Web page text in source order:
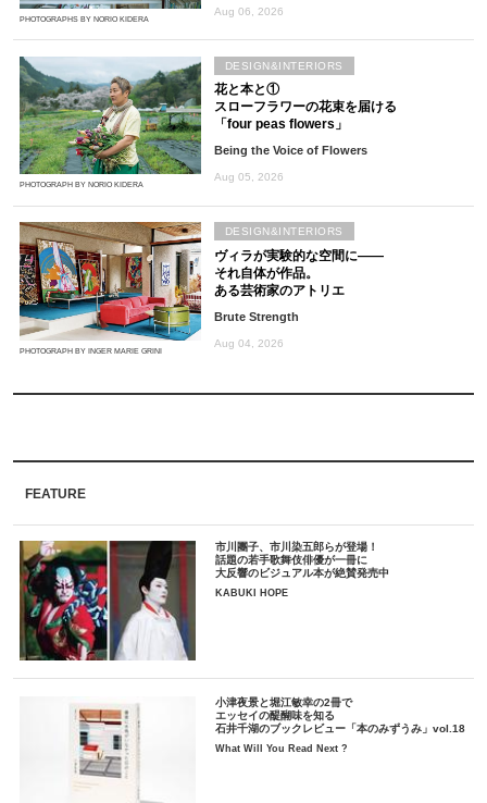
PHOTOGRAPHS BY NORIO KIDERA
Aug 06, 2026
PHOTOGRAPH BY NORIO KIDERA
花と本と①
スローフラワーの花束を届ける
「four peas flowers」
Being the Voice of Flowers
Aug 05, 2026
DESIGN&INTERIORS
PHOTOGRAPH BY INGER MARIE GRINI
ヴィラが実験的な空間に――
それ自体が作品。
ある芸術家のアトリエ
Brute Strength
Aug 04, 2026
DESIGN&INTERIORS
FEATURE
市川團子、市川染五郎らが登場！
話題の若手歌舞伎俳優が一冊に
大反響のビジュアル本が絶賛発売中
KABUKI HOPE
小津夜景と堀江敏幸の2冊で
エッセイの醍醐味を知る
石井千湖のブックレビュー「本のみずうみ」vol.18
What Will You Read Next ?